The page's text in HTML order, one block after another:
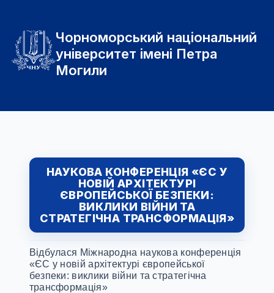
Чорноморський національний
університет імені Петра
Могили
НАУКОВА КОНФЕРЕНЦІЯ «ЄС У
НОВІЙ АРХІТЕКТУРІ
ЄВРОПЕЙСЬКОЇ БЕЗПЕКИ:
ВИКЛИКИ ВІЙНИ ТА
СТРАТЕГІЧНА ТРАНСФОРМАЦІЯ»
Відбулася Міжнародна наукова конференція
«ЄС у новій архітектурі європейської
безпеки: виклики війни та стратегічна
трансформація»